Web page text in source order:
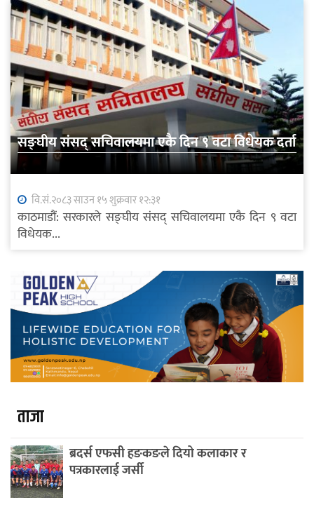
सङ्घीय संसद् सचिवालयमा एकै दिन ९ वटा विधेयक दर्ता
वि.सं.२०८३ साउन १५ शुक्रवार १२:३१
काठमाडौं: सरकारले सङ्घीय संसद् सचिवालयमा एकै दिन ९ वटा
विधेयक...
ताजा
ब्रदर्स एफसी हङकङले दियो कलाकार र
पत्रकारलाई जर्सी